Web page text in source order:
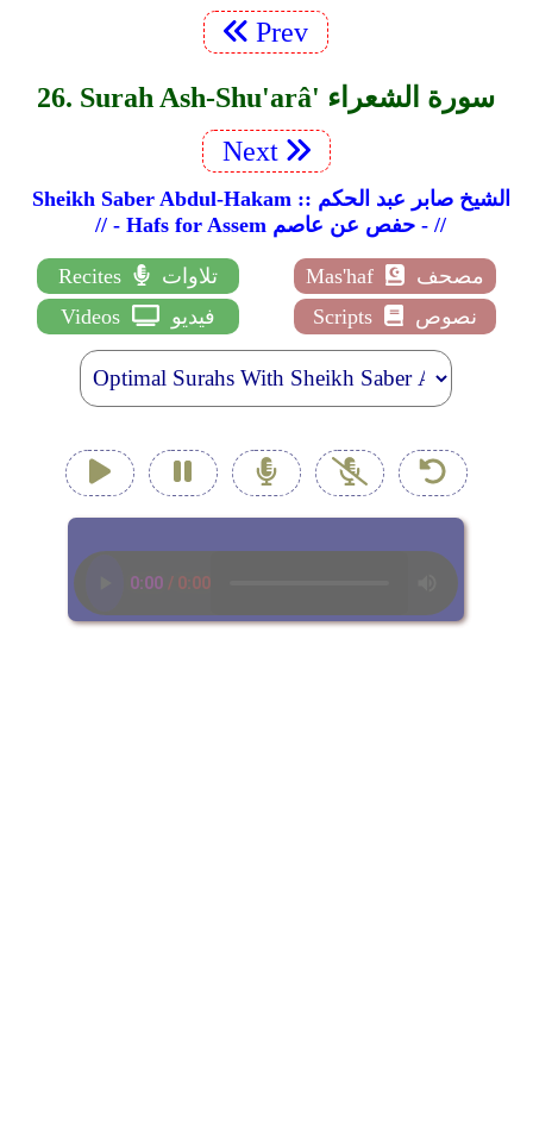
Prev
26. Surah Ash-Shu'arâ' سورة الشعراء
Next
Sheikh Saber Abdul-Hakam :: الشيخ صابر عبد الحكم
// - Hafs for Assem حفص عن عاصم - //
Recites تلاوات Mas'haf
مصحف
Videos
فيديو Scripts نصوص